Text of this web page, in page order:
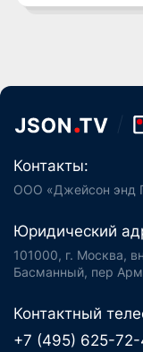
Контакты:
ООО «Джейсон энд
Юридический
101000, г. Москва,
Басманный, пер
Контактный
+7 (495) 625-